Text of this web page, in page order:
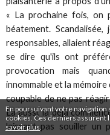
En poursuivant votre
cookies. Ces derniers
savoir plus .
« La prochaine fois, on
béatement.
responsables, allaient
se dire qu'ils ont
provocation mais
innommable et la
coupable de ne pas
Là aussi, là déjà
laissant pas souiller un